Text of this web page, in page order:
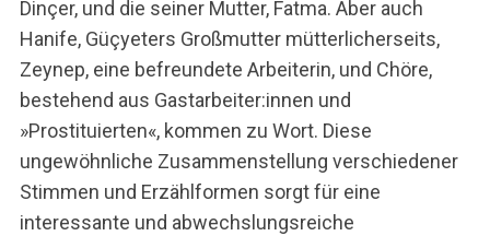
Dinçer, und die seiner Mutter, Fatma. Aber auch
Hanife, Güçyeters Großmutter mütterlicherseits,
Zeynep, eine befreundete Arbeiterin, und Chöre,
bestehend aus Gastarbeiter:innen und
»Prostituierten«, kommen zu Wort. Diese
ungewöhnliche Zusammenstellung verschiedener
Stimmen und Erzählformen sorgt für eine
interessante und abwechslungsreiche